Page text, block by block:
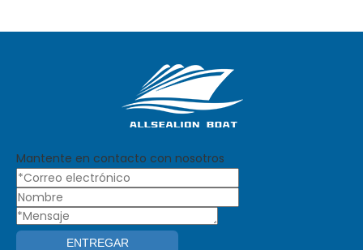
Mantente en contacto con nosotros
ENTREGAR